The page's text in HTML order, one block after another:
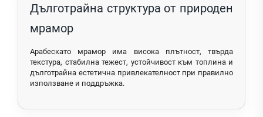
Дълготрайна структура от природен
мрамор
Арабескато мрамор има висока плътност, твърда
текстура, стабилна тежест, устойчивост към топлина и
дълготрайна естетична привлекателност при правилно
използване и поддръжка.